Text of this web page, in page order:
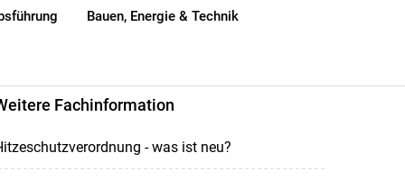
Bauen, Energie & Technik
Fachinformation
- was ist neu?